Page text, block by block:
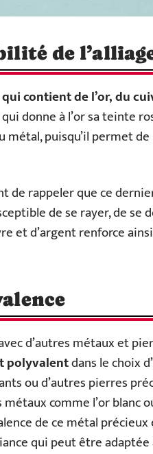
de
contient de l’or, du
donne à l’or sa teinte
métal, puisqu’il permet
de rappeler que ce
de se rayer, de
et d’argent renforce
d’autres métaux et
polyvalentdans le choix
ou d’autres pierres
métaux comme l’or blanc
de ce métal
qui peut être